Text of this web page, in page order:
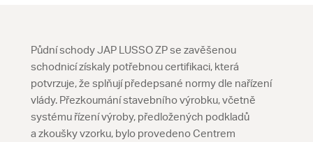
Půdní schody JAP LUSSO ZP se zavěšenou
schodnicí získaly potřebnou certifikaci, která
potvrzuje, že splňují předepsané normy dle nařízení
vlády. Přezkoumání stavebního výrobku, včetně
systému řízení výroby, předložených podkladů
a zkoušky vzorku, bylo provedeno Centrem